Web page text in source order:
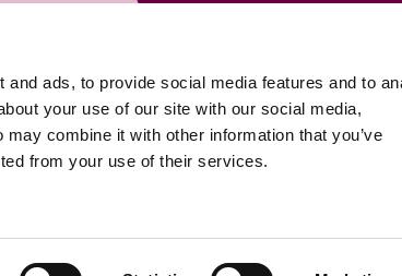
ads, to provide social media features and to
your use of our site with our social media,
combine it with other information that you’ve
from your use of their services.